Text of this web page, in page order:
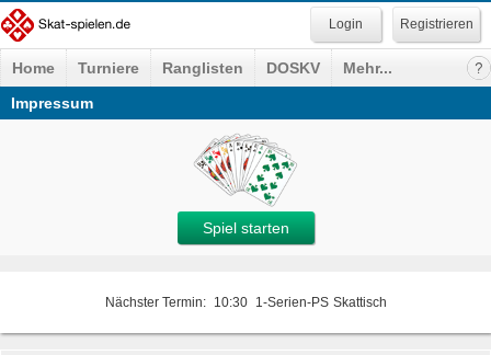
Registrieren
Home Turniere Ranglisten DOSKV
Mehr...
Impressum
Spiel starten
Nächster Termin: 10:30 1-Serien-PS Skattisch